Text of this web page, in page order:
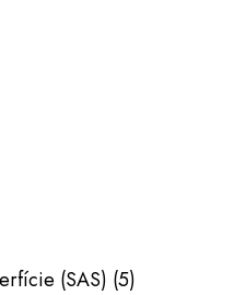
(SAS) (5)